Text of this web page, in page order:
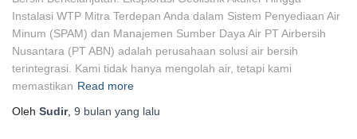
Instalasi WTP Mitra Terdepan Anda dalam Sistem Penyediaan Air
Minum (SPAM) dan Manajemen Sumber Daya Air PT Airbersih
Nusantara (PT ABN) adalah perusahaan solusi air bersih
terintegrasi. Kami tidak hanya mengolah air, tetapi kami
memastikan Read more
Oleh Sudir, 9 bulan yang lalu